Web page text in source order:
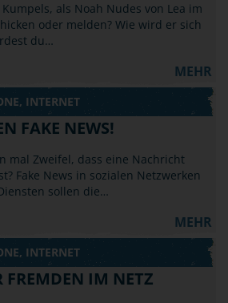
als Noah Nudes von Lea im
oder melden? Wie wird er sich
du…
MEHR
INTERNET
FAKE NEWS!
mal Zweifel, dass eine Nachricht
Fake News in sozialen Netzwerken
sollen die…
MEHR
INTERNET
FREMDEN IM NETZ